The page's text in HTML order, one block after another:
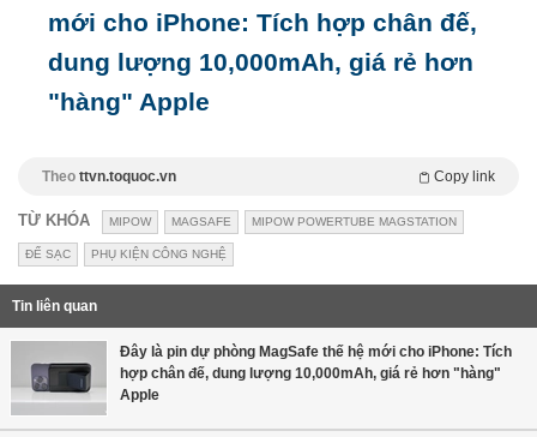
mới cho iPhone: Tích hợp chân đế,
dung lượng 10,000mAh, giá rẻ hơn
"hàng" Apple
Theo ttvn.toquoc.vn Copy link
TỪ KHÓA MIPOW MAGSAFE MIPOW POWERTUBE MAGSTATION
ĐẾ SẠC PHỤ KIỆN CÔNG NGHỆ
Tin liên quan
Đây là pin dự phòng MagSafe thế hệ mới cho iPhone: Tích
hợp chân đế, dung lượng 10,000mAh, giá rẻ hơn "hàng"
Apple